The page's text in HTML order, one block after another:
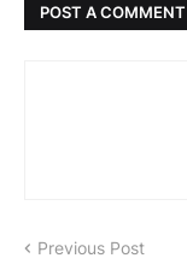
POST A COMMENT
Previous Post